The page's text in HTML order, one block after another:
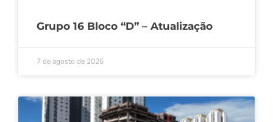
Grupo 16 Bloco “D” – Atualização
7 de agosto de 2026